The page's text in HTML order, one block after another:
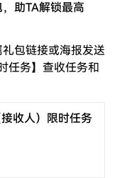
助TA解锁最高
包链接或海报发送
任务】查收任务和
收人）限时任务